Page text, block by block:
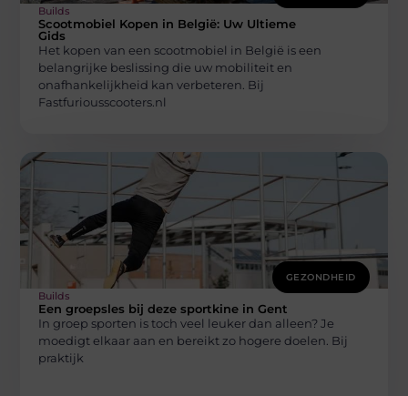
Builds
Scootmobiel Kopen in België: Uw Ultieme
Gids
Het kopen van een scootmobiel in België is een
belangrijke beslissing die uw mobiliteit en
onafhankelijkheid kan verbeteren. Bij
Fastfuriousscooters.nl
GEZONDHEID
Builds
Een groepsles bij deze sportkine in Gent
In groep sporten is toch veel leuker dan alleen? Je
moedigt elkaar aan en bereikt zo hogere doelen. Bij
praktijk